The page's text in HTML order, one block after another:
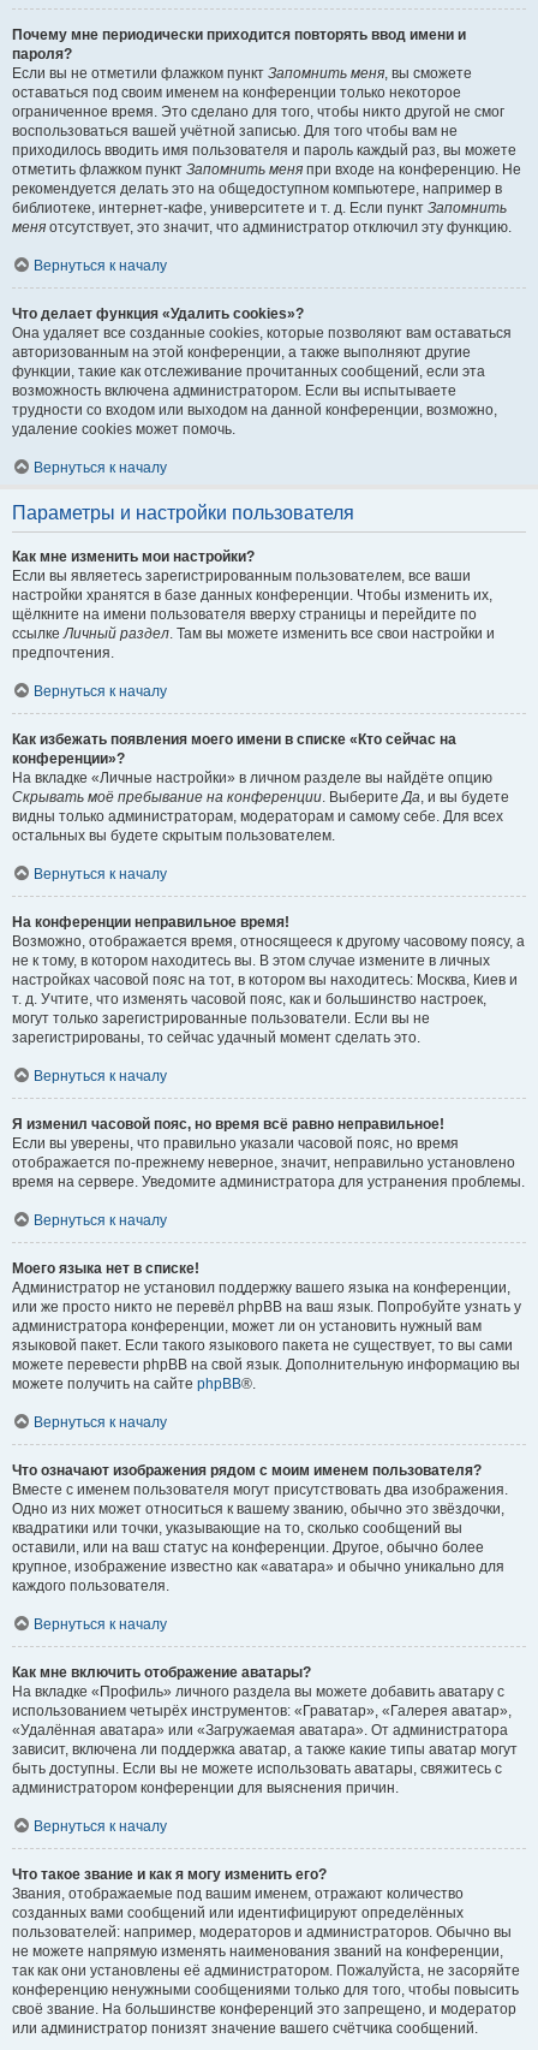
Почему мне периодически приходится повторять ввод имени и
пароля?
Если вы не отметили флажком пункт Запомнить меня, вы сможете
оставаться под своим именем на конференции только некоторое
ограниченное время. Это сделано для того, чтобы никто другой не смог
воспользоваться вашей учётной записью. Для того чтобы вам не
приходилось вводить имя пользователя и пароль каждый раз, вы можете
отметить флажком пункт Запомнить меня при входе на конференцию. Не
рекомендуется делать это на общедоступном компьютере, например в
библиотеке, интернет-кафе, университете и т. д. Если пункт Запомнить
меня отсутствует, это значит, что администратор отключил эту функцию.
Вернуться к началу
Что делает функция «Удалить cookies»?
Она удаляет все созданные cookies, которые позволяют вам оставаться
авторизованным на этой конференции, а также выполняют другие
функции, такие как отслеживание прочитанных сообщений, если эта
возможность включена администратором. Если вы испытываете
трудности со входом или выходом на данной конференции, возможно,
удаление cookies может помочь.
Вернуться к началу
Параметры и настройки пользователя
Как мне изменить мои настройки?
Если вы являетесь зарегистрированным пользователем, все ваши
настройки хранятся в базе данных конференции. Чтобы изменить их,
щёлкните на имени пользователя вверху страницы и перейдите по
ссылкеЛичный раздел. Там вы можете изменить все свои настройки и
предпочтения.
Вернуться к началу
Как избежать появления моего имени в списке «Кто сейчас на
конференции»?
На вкладке «Личные настройки» в личном разделе вы найдёте опцию
Скрывать моё пребывание на конференции. ВыберитеДа, и вы будете
видны только администраторам, модераторам и самому себе. Для всех
остальных вы будете скрытым пользователем.
Вернуться к началу
На конференции неправильное время!
Возможно, отображается время, относящееся к другому часовому поясу, а
не к тому, в котором находитесь вы. В этом случае измените в личных
настройках часовой пояс на тот, в котором вы находитесь: Москва, Киев и
т. д. Учтите, что изменять часовой пояс, как и большинство настроек,
могут только зарегистрированные пользователи. Если вы не
зарегистрированы, то сейчас удачный момент сделать это.
Вернуться к началу
Я изменил часовой пояс, но время всё равно неправильное!
Если вы уверены, что правильно указали часовой пояс, но время
отображается по-прежнему неверное, значит, неправильно установлено
время на сервере. Уведомите администратора для устранения проблемы.
Вернуться к началу
Моего языка нет в списке!
Администратор не установил поддержку вашего языка на конференции,
или же просто никто не перевёл phpBB на ваш язык. Попробуйте узнать у
администратора конференции, может ли он установить нужный вам
языковой пакет. Если такого языкового пакета не существует, то вы сами
можете перевести phpBB на свой язык. Дополнительную информацию вы
можете получить на сайте phpBB®.
Вернуться к началу
Что означают изображения рядом с моим именем пользователя?
Вместе с именем пользователя могут присутствовать два изображения.
Одно из них может относиться к вашему званию, обычно это звёздочки,
квадратики или точки, указывающие на то, сколько сообщений вы
оставили, или на ваш статус на конференции. Другое, обычно более
крупное, изображение известно как «аватара» и обычно уникально для
каждого пользователя.
Вернуться к началу
Как мне включить отображение аватары?
На вкладке «Профиль» личного раздела вы можете добавить аватару с
использованием четырёх инструментов: «Граватар», «Галерея аватар»,
«Удалённая аватара» или «Загружаемая аватара». От администратора
зависит, включена ли поддержка аватар, а также какие типы аватар могут
быть доступны. Если вы не можете использовать аватары, свяжитесь с
администратором конференции для выяснения причин.
Вернуться к началу
Что такое звание и как я могу изменить его?
Звания, отображаемые под вашим именем, отражают количество
созданных вами сообщений или идентифицируют определённых
пользователей: например, модераторов и администраторов. Обычно вы
не можете напрямую изменять наименования званий на конференции,
так как они установлены её администратором. Пожалуйста, не засоряйте
конференцию ненужными сообщениями только для того, чтобы повысить
своё звание. На большинстве конференций это запрещено, и модератор
или администратор понизят значение вашего счётчика сообщений.